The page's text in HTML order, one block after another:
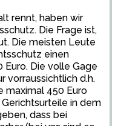
rennt, haben wir
Die Frage ist,
Die meisten Leute
einen
Euro. Die volle Gage
vorraussichtlich d.h.
maximal 450 Euro
in dem
dass bei